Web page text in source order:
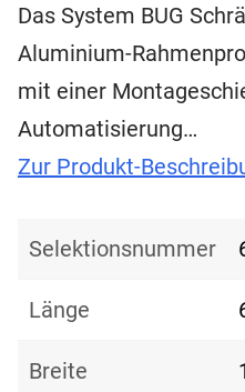
Das System BUG
Aluminium-
mit einer
Automatisierung…
Zur Produkt-
Selektionsnummer
Länge
Breite